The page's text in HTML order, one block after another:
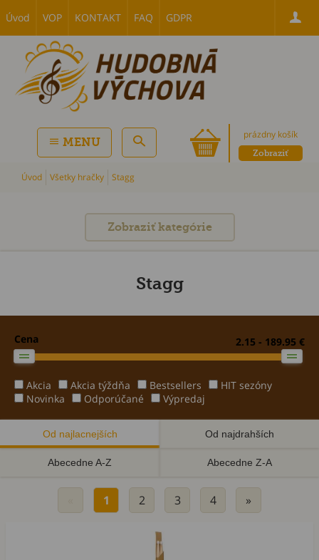
Úvod VOP KONTAKT FAQ GDPR
prázdny košík
Zobraziť
MENU
Úvod Všetky hračky Stagg
Zobraziť kategórie
Stagg
Cena 2.15 - 189.95 €
Akcia Akcia týždňa Bestsellers
HIT sezóny
Novinka
Odporúčané Výpredaj
Od najlacnejších Od najdrahších
Abecedne A-Z Abecedne Z-A
1 2 3 4 »